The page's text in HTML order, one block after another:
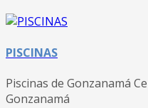
PISCINAS
Piscinas de Gonzanamá
Gonzanamá